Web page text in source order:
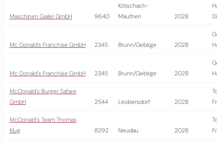
Maschinen Gailer GmbH 9640
Kötschach-
Mauthen
2028
Mc Donald´s Franchise GmbH 2345 Brunn/Gebirge 2028
Mc Donald´s Franchise GmbH 2345 Brunn/Gebirge 2028
McDonald's Burger Safare
GmbH
2544 Leobersdorf 2028
McDonald's Team Thomas
Klug
8292 Neudau 2028